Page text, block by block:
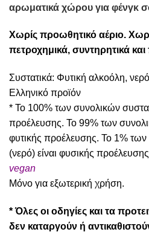
αρωματικά χώρου για φένγκ
Χωρίς προωθητικό αέριο.
πετροχημικά, συντηρητικά και
Συστατικά: Φυτική αλκοόλη, νερό
Ελληνικό προϊόν
* Το 100% των συνολικών
προέλευσης. To 99% των
φυτικής προέλευσης. Το 1%
(νερό) είναι φυσικής
vegan
Μόνο για εξωτερική χρήση.
* Όλες οι οδηγίες και τα
δεν καταργούν ή